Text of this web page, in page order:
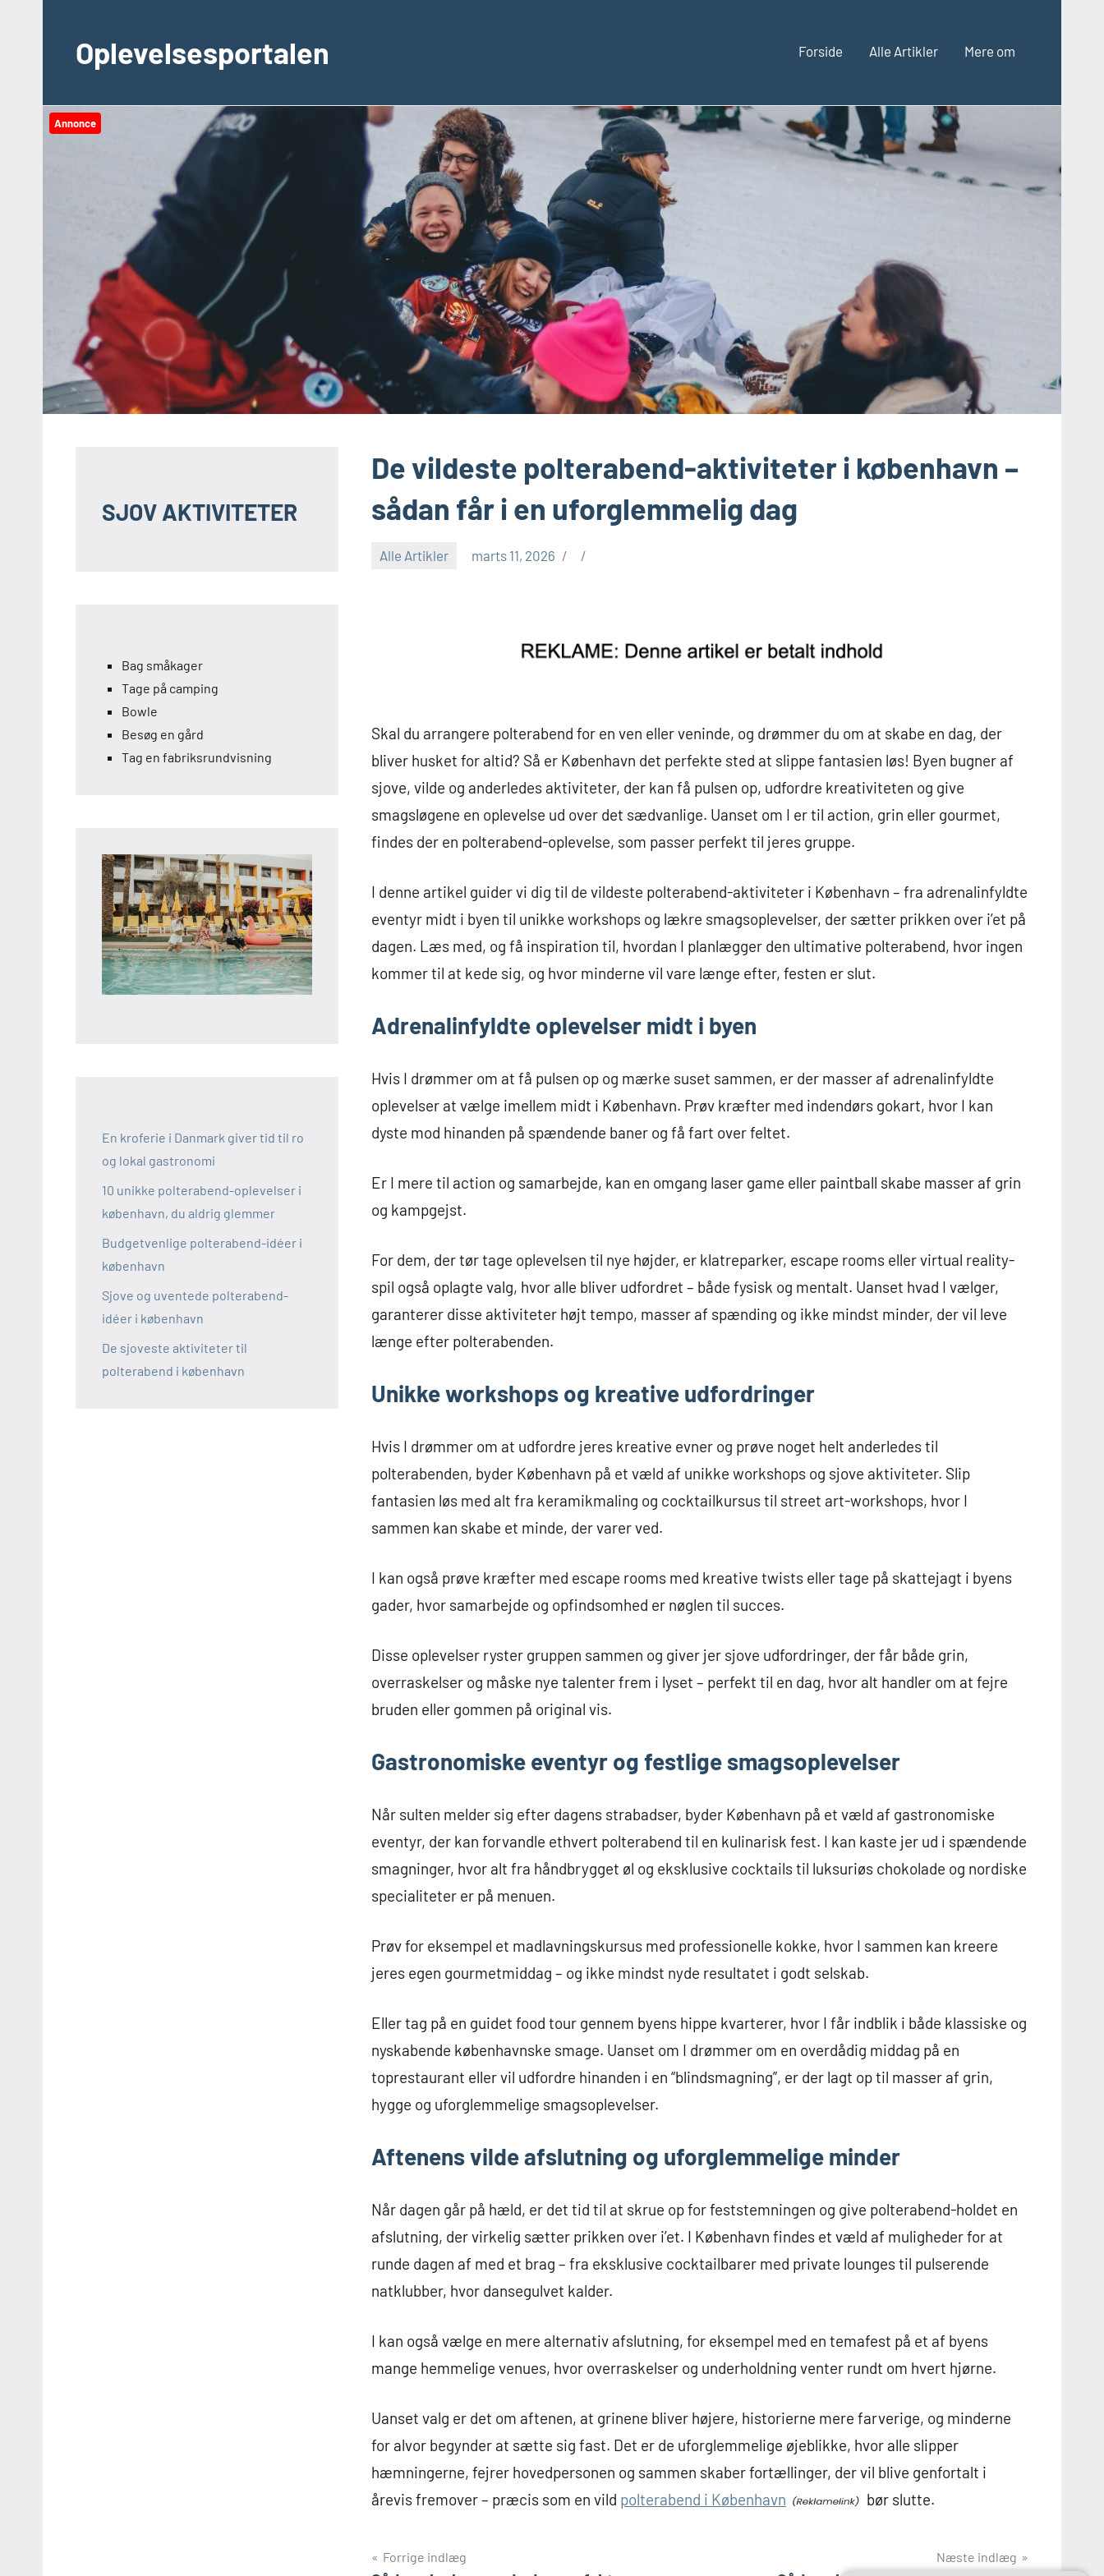
indholdOplevelsesportalen Forside Alle Artikler Mere om
Annonce
De vildeste polterabend-aktiviteter i københavn –
sådan får i en uforglemmelig dag
Alle Artikler marts 11, 2026
Skal du arrangere polterabend for en ven eller veninde, og drømmer du om at skabe en dag, der
bliver husket for altid? Så er København det perfekte sted at slippe fantasien løs! Byen bugner af
sjove, vilde og anderledes aktiviteter, der kan få pulsen op, udfordre kreativiteten og give
smagsløgene en oplevelse ud over det sædvanlige. Uanset om I er til action, grin eller gourmet,
findes der en polterabend-oplevelse, som passer perfekt til jeres gruppe.
I denne artikel guider vi dig til de vildeste polterabend-aktiviteter i København – fra adrenalinfyldte
eventyr midt i byen til unikke workshops og lækre smagsoplevelser, der sætter prikken over i’et på
dagen. Læs med, og få inspiration til, hvordan I planlægger den ultimative polterabend, hvor ingen
kommer til at kede sig, og hvor minderne vil vare længe efter, festen er slut.
Adrenalinfyldte oplevelser midt i byen
Hvis I drømmer om at få pulsen op og mærke suset sammen, er der masser af adrenalinfyldte
oplevelser at vælge imellem midt i København. Prøv kræfter med indendørs gokart, hvor I kan
dyste mod hinanden på spændende baner og få fart over feltet.
Er I mere til action og samarbejde, kan en omgang laser game eller paintball skabe masser af grin
og kampgejst.
For dem, der tør tage oplevelsen til nye højder, er klatreparker, escape rooms eller virtual reality-
spil også oplagte valg, hvor alle bliver udfordret – både fysisk og mentalt. Uanset hvad I vælger,
garanterer disse aktiviteter højt tempo, masser af spænding og ikke mindst minder, der vil leve
længe efter polterabenden.
Unikke workshops og kreative udfordringer
Hvis I drømmer om at udfordre jeres kreative evner og prøve noget helt anderledes til
polterabenden, byder København på et væld af unikke workshops og sjove aktiviteter. Slip
fantasien løs med alt fra keramikmaling og cocktailkursus til street art-workshops, hvor I
sammen kan skabe et minde, der varer ved.
I kan også prøve kræfter med escape rooms med kreative twists eller tage på skattejagt i byens
gader, hvor samarbejde og opfindsomhed er nøglen til succes.
Disse oplevelser ryster gruppen sammen og giver jer sjove udfordringer, der får både grin,
overraskelser og måske nye talenter frem i lyset – perfekt til en dag, hvor alt handler om at fejre
bruden eller gommen på original vis.
Gastronomiske eventyr og festlige smagsoplevelser
Når sulten melder sig efter dagens strabadser, byder København på et væld af gastronomiske
eventyr, der kan forvandle ethvert polterabend til en kulinarisk fest. I kan kaste jer ud i spændende
smagninger, hvor alt fra håndbrygget øl og eksklusive cocktails til luksuriøs chokolade og nordiske
specialiteter er på menuen.
Prøv for eksempel et madlavningskursus med professionelle kokke, hvor I sammen kan kreere
jeres egen gourmetmiddag – og ikke mindst nyde resultatet i godt selskab.
Eller tag på en guidet food tour gennem byens hippe kvarterer, hvor I får indblik i både klassiske og
nyskabende københavnske smage. Uanset om I drømmer om en overdådig middag på en
toprestaurant eller vil udfordre hinanden i en “blindsmagning”, er der lagt op til masser af grin,
hygge og uforglemmelige smagsoplevelser.
Aftenens vilde afslutning og uforglemmelige minder
Når dagen går på hæld, er det tid til at skrue op for feststemningen og give polterabend-holdet en
afslutning, der virkelig sætter prikken over i’et. I København findes et væld af muligheder for at
runde dagen af med et brag – fra eksklusive cocktailbarer med private lounges til pulserende
natklubber, hvor dansegulvet kalder.
I kan også vælge en mere alternativ afslutning, for eksempel med en temafest på et af byens
mange hemmelige venues, hvor overraskelser og underholdning venter rundt om hvert hjørne.
Uanset valg er det om aftenen, at grinene bliver højere, historierne mere farverige, og minderne
for alvor begynder at sætte sig fast. Det er de uforglemmelige øjeblikke, hvor alle slipper
hæmningerne, fejrer hovedpersonen og sammen skaber fortællinger, der vil blive genfortalt i
årevis fremover – præcis som en vild polterabend i København bør slutte.
Indlægsnavigation
Forrige indlæg Næste indlæg
SJOV AKTIVITETER
Bag småkager
Tage på camping
Bowle
Besøg en gård
Tag en fabriksrundvisning
En kroferie i Danmark giver tid til ro
og lokal gastronomi
10 unikke polterabend-oplevelser i
københavn, du aldrig glemmer
Budgetvenlige polterabend-idéer i
københavn
Sjove og uventede polterabend-
idéer i københavn
De sjoveste aktiviteter til
polterabend i københavn